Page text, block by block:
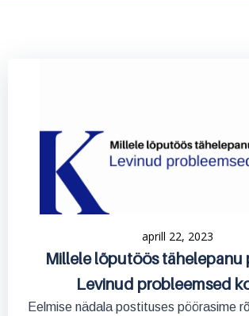
aprill 22, 2023
Millele lõputöös tähelepanu
Levinud probleemsed
Eelmise nädala postituses pöörasime